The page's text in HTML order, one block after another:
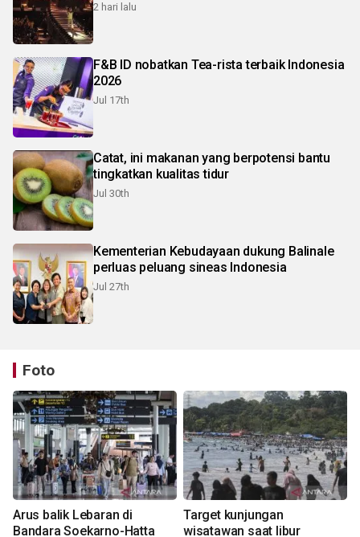
2 hari lalu
F&B ID nobatkan Tea-rista terbaik Indonesia
2026
Jul 17th
Catat, ini makanan yang berpotensi bantu
tingkatkan kualitas tidur
Jul 30th
Kementerian Kebudayaan dukung Balinale
perluas peluang sineas Indonesia
Jul 27th
Foto
Arus balik Lebaran di
Bandara Soekarno-Hatta
Target kunjungan
wisatawan saat libur